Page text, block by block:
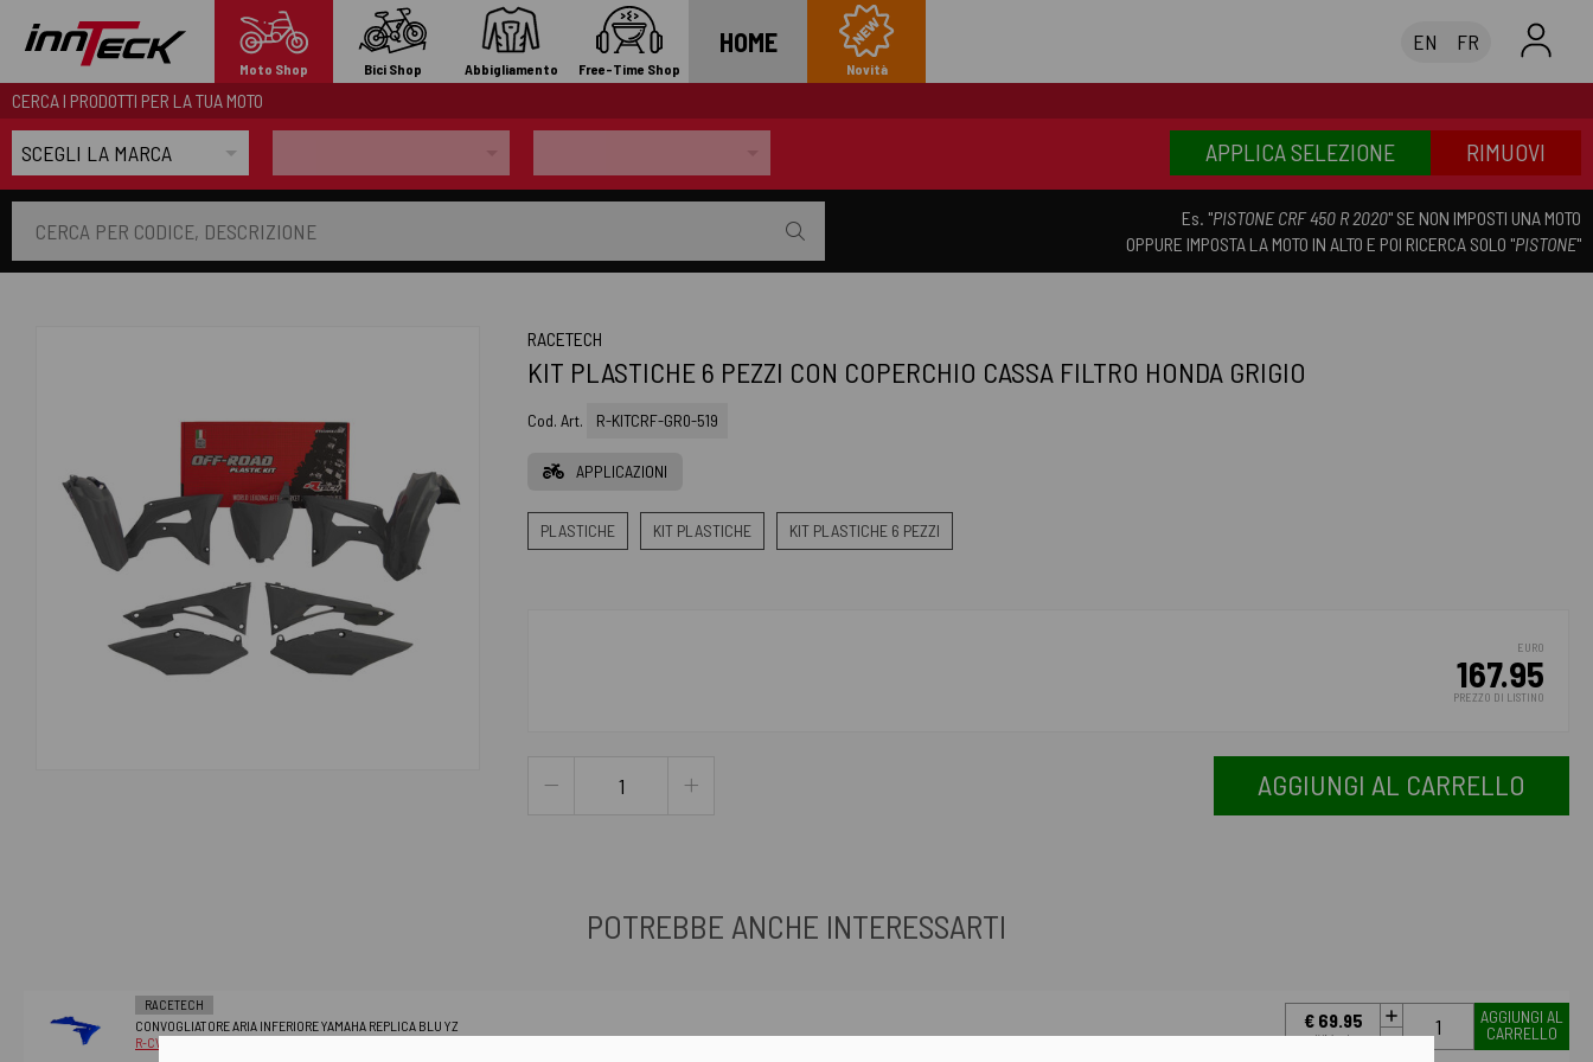
EN FR
Moto Shop Bici Shop Abbigliamento Free-Time Shop
HOME
Novità
CERCA I PRODOTTI PER LA TUA MOTO
APPLICA SELEZIONE RIMUOVI
Es. "PISTONE CRF 450 R 2020" SE NON IMPOSTI UNA MOTO
OPPURE IMPOSTA LA MOTO IN ALTO E POI RICERCA SOLO "PISTONE"
RACETECH
KIT PLASTICHE 6 PEZZI CON COPERCHIO CASSA FILTRO HONDA GRIGIO
Cod. Art. R-KITCRF-GR0-519
APPLICAZIONI
PLASTICHE KIT PLASTICHE KIT PLASTICHE 6 PEZZI
EURO
167.95
PREZZO DI LISTINO
AGGIUNGI AL CARRELLO
POTREBBE ANCHE INTERESSARTI
RACETECH
CONVOGLIATORE ARIA INFERIORE YAMAHA REPLICA BLU YZ
R-CVYZFBLLO14
€ 69.95
IVA incl.
AGGIUNGI AL
CARRELLO